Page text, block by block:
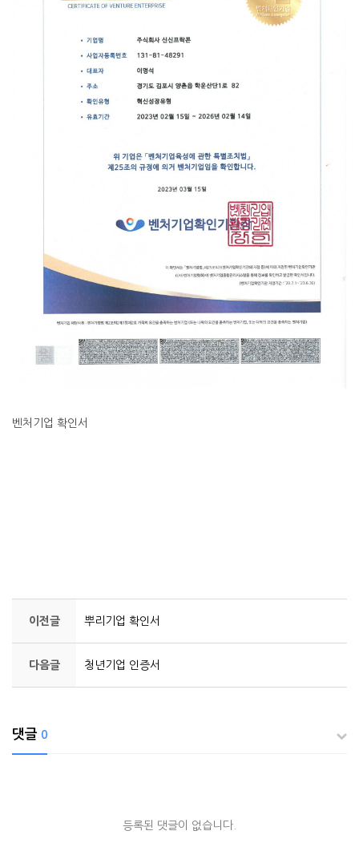
벤처기업 확인서
이전글 뿌리기업 확인서
다음글 청년기업 인증서
댓글 0
등록된 댓글이 없습니다.